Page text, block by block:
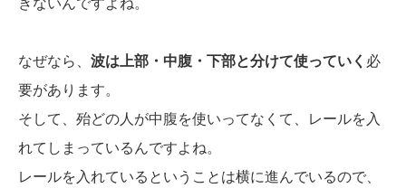
きないんですよね。
なぜなら、 波は上部・中腹・下部と分けて使っていく 必
要があります。
そして、殆どの人が中腹を使いってなくて、レールを入
れてしまっているんですよね。
レールを入れているということは横に進んでいるので、